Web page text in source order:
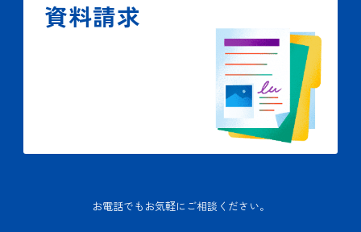
資料請求
お電話でもお気軽にご相談ください。